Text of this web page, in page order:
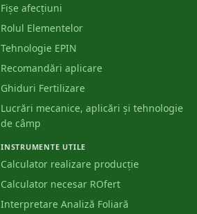
Fișe afecțiuni
Rolul Elementelor
Tehnologie EPIN
Recomandări aplicare
Ghiduri Fertilizare
Lucrări mecanice, aplicări și tehnologie
de câmp
INSTRUMENTE UTILE
Calculator realizare producție
Calculator necesar ROfert
Interpretare Analiză Foliară